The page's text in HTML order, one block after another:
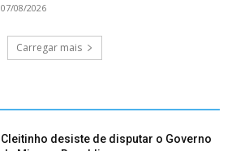
07/08/2026
Carregar mais
Cleitinho desiste de disputar o Governo